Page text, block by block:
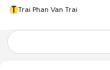
T Trai Phan Van Trai